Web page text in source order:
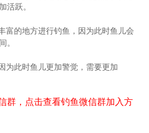
活跃。
富的地方进行钓鱼，因为此时鱼儿会
。
为此时鱼儿更加警觉，需要更加
群，点击查看钓鱼微信群加入方